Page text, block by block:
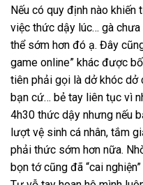
Nếu có quy định nào
việc thức dậy lúc… gà
thể sớm hơn đó ạ. Đây
game online” khác được
tiên phải gọi là dở khóc
bạn cứ… bẻ tay liên tục vì
4h30 thức dậy nhưng nếu
lượt vệ sinh cá nhân, tắm
phải thức sớm hơn nữa.
bọn tớ cũng đã “cai